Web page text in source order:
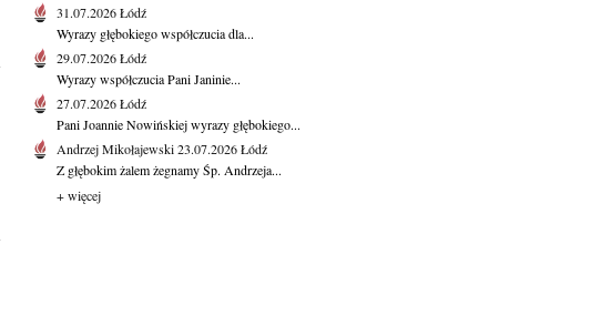
31.07.2026Łódź
Wyrazy głębokiego współczucia dla...
29.07.2026Łódź
Wyrazy współczucia Pani Janinie...
27.07.2026Łódź
Pani Joannie Nowińskiej wyrazy głębokiego...
Andrzej Mikołajewski23.07.2026Łódź
Z głębokim żalem żegnamy Śp. Andrzeja...
+ więcej